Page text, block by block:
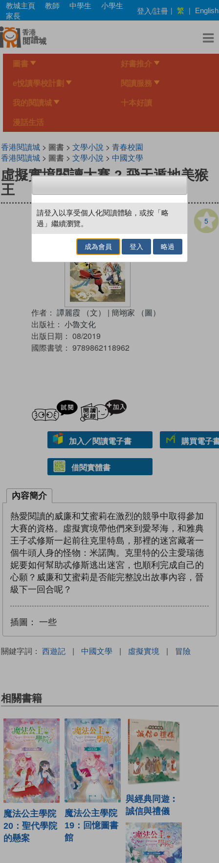
Skip
main
content
教城主頁 教師 中學生
小學生
家長
登入/註冊 | 繁 | English
圖書 好書推介
e悅讀學校計劃 閱讀服務
我的閱讀城 十本好讀
漫話生活
香港閱讀城> 圖書 > 文學小說 > 青春校園
香港閱讀城> 圖書 > 文學小說 > 中國文學
虛擬實境閱讀大賽 2 飛天遁地美猴
王
5
作者： 譚麗霞 （文） | 簡翊家 （圖）
出版社： 小魯文化
出版日期： 08/2019
國際書號： 9789862118962
試閲
加入／閱讀電子書 購買電子
借閱實體書
內容簡介
熱愛閱讀的威廉和艾蜜莉在激烈的競爭中取得參加
大賽的資格。虛擬實境帶他們來到愛琴海，和雅典
王子忒修斯一起前往克里特島，那裡的迷宮藏著一
個牛頭人身的怪物：米諾陶。克里特的公主愛瑞德
妮要如何幫助忒修斯逃出迷宮，也順利完成自己的
心願？威廉和艾蜜莉是否能完整說出故事內容，晉
級下一回合呢？
插圖： 一些
關鍵字詞： 西遊記 | 中國文學 | 虛擬實境 | 冒險
相關書籍
魔法公主學院
20：聖代學院
的懸案
魔法公主學院
19：回憶圖書
館
與經典同遊︰
誠信與禮儀
請登入以享受個人化閱讀體驗，或按「略
過」繼續瀏覽。
成為會員 登入 略過